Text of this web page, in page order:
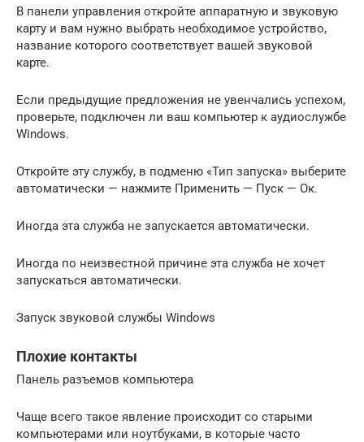
В панели управления откройте аппаратную и звуковую
карту и вам нужно выбрать необходимое устройство,
название которого соответствует вашей звуковой
карте.
Если предыдущие предложения не увенчались успехом,
проверьте, подключен ли ваш компьютер к аудиослужбе
Windows.
Откройте эту службу, в подменю «Тип запуска» выберите
автоматически — нажмите Применить — Пуск — Ок.
Иногда эта служба не запускается автоматически.
Иногда по неизвестной причине эта служба не хочет
запускаться автоматически.
Запуск звуковой службы Windows
Плохие контакты
Панель разъемов компьютера
Чаще всего такое явление происходит со старыми
компьютерами или ноутбуками, в которые часто